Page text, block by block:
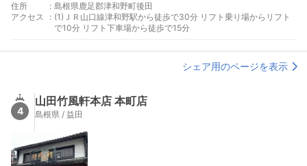
住所 : 島根県鹿足郡津和野町後田
アクセス
: (1)ＪＲ山口線津和野駅から徒歩で30分 リフト乗り場からリフト
で10分 リフト下車場から徒歩で15分
シェア用のページを表示
4
山田竹風軒本店 本町店
島根県 / 益田